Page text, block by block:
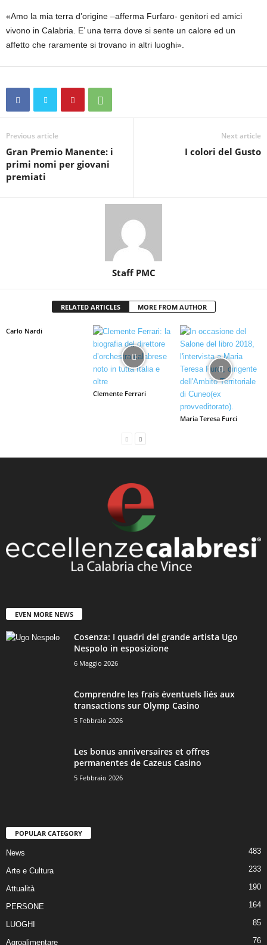
«Amo la mia terra d’origine –afferma Furfaro- genitori ed amici
vivono in Calabria. E’ una terra dove si sente un calore ed un
affetto che raramente si trovano in altri luoghi».
Previous article
Gran Premio Manente: i
primi nomi per giovani
premiati
Next article
I colori del Gusto
Staff PMC
RELATED ARTICLES MORE FROM AUTHOR
Carlo Nardi
Clemente Ferrari
Maria Teresa Furci
EVEN MORE NEWS
Cosenza: I quadri del grande artista Ugo
Nespolo in esposizione
6 Maggio 2026
Comprendre les frais éventuels liés aux
transactions sur Olymp Casino
5 Febbraio 2026
Les bonus anniversaires et offres
permanentes de Cazeus Casino
5 Febbraio 2026
POPULAR CATEGORY
News 483
Arte e Cultura 233
Attualità 190
PERSONE 164
LUOGHI 85
Agroalimentare 76